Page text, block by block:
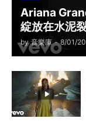
Ariana
綻放在水泥
by 音樂庫 - 8/01/